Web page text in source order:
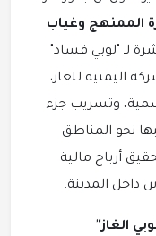
الممنهج وغياب
لـ "لوبي فساد"
اليمنية للغاز،
وتسريب جزء
نحو المناطق
أرباح مالية
المدينة.
الغاز"